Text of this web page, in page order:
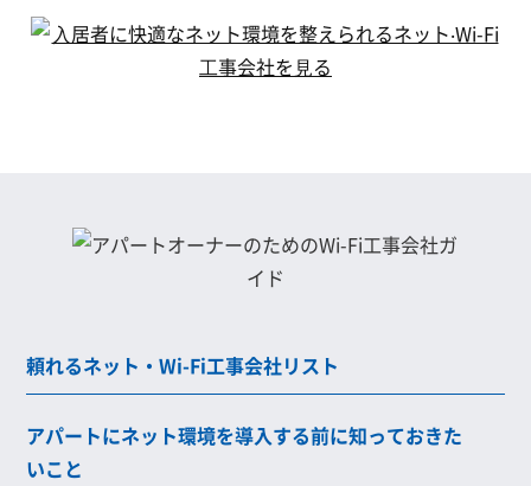
頼れるネット・Wi-Fi工事会社リスト
アパートにネット環境を導入する前に知っておきた
いこと